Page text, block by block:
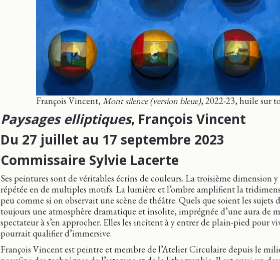
François Vincent, Mont silence (version bleue), 2022-23, huile sur
Paysages elliptiques, François Vincent
Du 27 juillet au 17 septembre 2023
Commissaire Sylvie Lacerte
Ses peintures sont de véritables écrins de couleurs. La troisième dimension
répétée en de multiples motifs. La lumière et l’ombre amplifient la
peu comme si on observait une scène de théâtre. Quels que soient les sujets
toujours une atmosphère dramatique et insolite, imprégnée d’une aura de
spectateur à s’en approcher. Elles les incitent à y entrer de plain-pied pour
pourrait qualifier d’immersive.
François Vincent est peintre et membre de l’Atelier Circulaire depuis le